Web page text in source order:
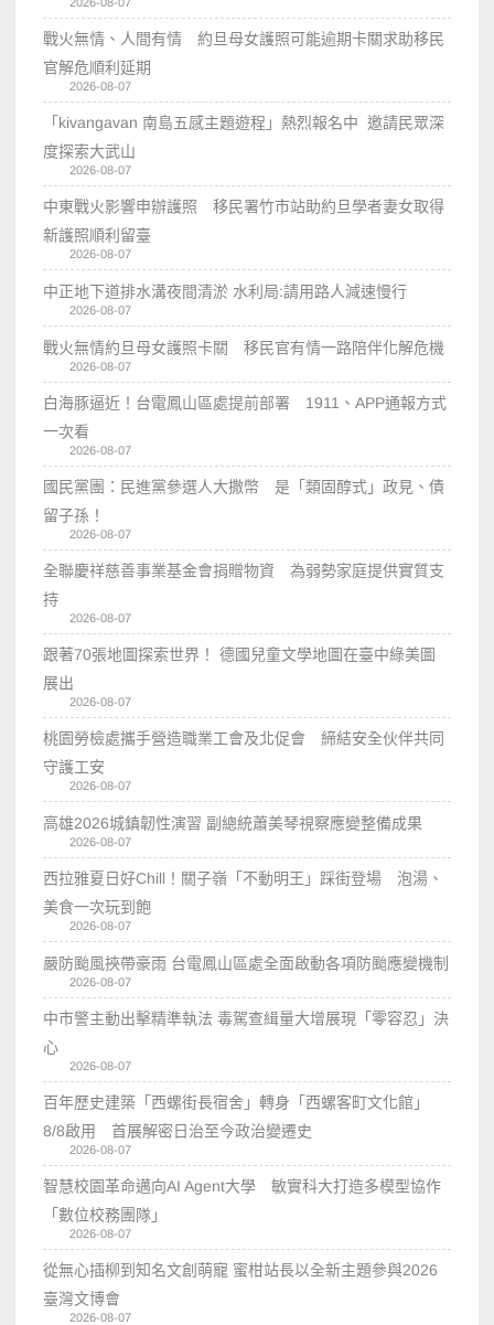
戰火無情、人間有情 約旦母女護照可能逾期卡關求助移民
官解危順利延期
2026-08-07
「kivangavan 南島五感主題遊程」熱烈報名中 邀請民眾深
度探索大武山
2026-08-07
中東戰火影響申辦護照 移民署竹市站助約旦學者妻女取得
新護照順利留臺
2026-08-07
中正地下道排水溝夜間清淤 水利局:請用路人減速慢行
2026-08-07
戰火無情約旦母女護照卡關 移民官有情一路陪伴化解危機
2026-08-07
白海豚逼近！台電鳳山區處提前部署 1911、APP通報方式
一次看
2026-08-07
國民黨團：民進黨參選人大撒幣 是「類固醇式」政見、債
留子孫！
2026-08-07
全聯慶祥慈善事業基金會捐贈物資 為弱勢家庭提供實質支
持
2026-08-07
跟著70張地圖探索世界！ 德國兒童文學地圖在臺中綠美圖
展出
2026-08-07
桃園勞檢處攜手營造職業工會及北促會 締結安全伙伴共同
守護工安
2026-08-07
高雄2026城鎮韌性演習 副總統蕭美琴視察應變整備成果
2026-08-07
西拉雅夏日好Chill！關子嶺「不動明王」踩街登場 泡湯、
美食一次玩到飽
2026-08-07
嚴防颱風挾帶豪雨 台電鳳山區處全面啟動各項防颱應變機制
2026-08-07
中市警主動出擊精準執法 毒駕查緝量大增展現「零容忍」決
心
2026-08-07
百年歷史建築「西螺街長宿舍」轉身「西螺客町文化館」
8/8啟用 首展解密日治至今政治變遷史
2026-08-07
智慧校園革命邁向AI Agent大學 敏實科大打造多模型協作
「數位校務團隊」
2026-08-07
從無心插柳到知名文創萌寵 蜜柑站長以全新主題參與2026
臺灣文博會
2026-08-07